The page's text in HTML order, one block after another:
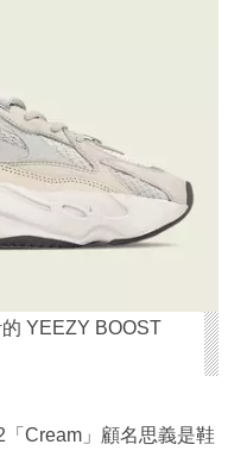
YEEZY BOOST
Cream」顧名思義是鞋